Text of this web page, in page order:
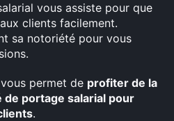
vous assiste pour que
clients facilement.
sa notoriété pour vous
permet de profiter de la
portage salarial pour
.